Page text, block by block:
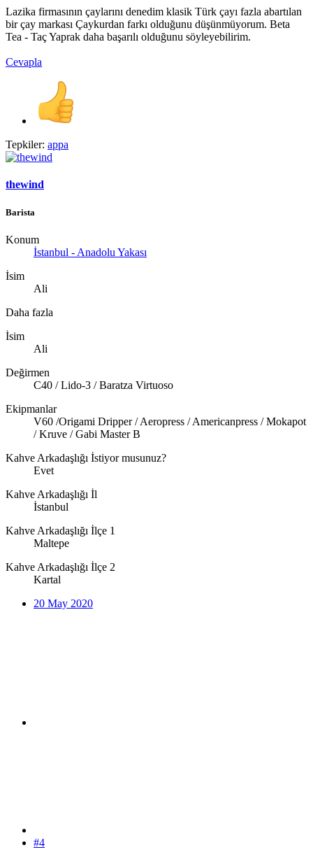
Lazika firmasının çaylarını denedim klasik Türk çayı fazla abartılan
bir çay markası Çaykurdan farkı olduğunu düşünmüyorum. Beta
Tea - Taç Yaprak daha başarılı olduğunu söyleyebilirim.
Cevapla
Tepkiler: appa
thewind
Barista
Konum
İstanbul - Anadolu Yakası
İsim
Ali
Daha fazla
İsim
Ali
Değirmen
C40 / Lido-3 / Baratza Virtuoso
Ekipmanlar
V60 /Origami Dripper / Aeropress / Americanpress / Mokapot
/ Kruve / Gabi Master B
Kahve Arkadaşlığı İstiyor musunuz?
Evet
Kahve Arkadaşlığı İl
İstanbul
Kahve Arkadaşlığı İlçe 1
Maltepe
Kahve Arkadaşlığı İlçe 2
Kartal
20 May 2020
#4